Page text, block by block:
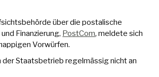
über die postalische
Finanzierung, PostCom, meldete sich
Vorwürfen.
der Staatsbetrieb regelmässig nicht an